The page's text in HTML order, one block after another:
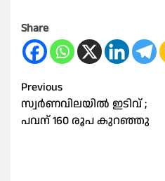
Share
Post
navigation
Previous
സ്വർണവിലയിൽ ഇടിവ് ;
പവന് 160 രൂപ കുറഞ്ഞു